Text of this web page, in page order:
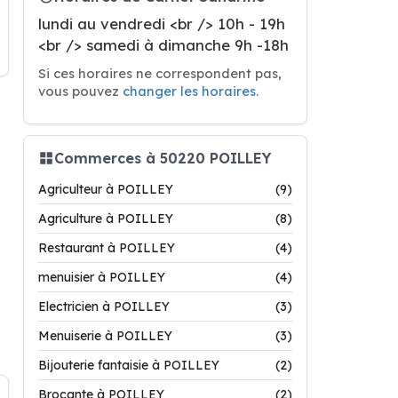
lundi au vendredi <br /> 10h - 19h
<br /> samedi à dimanche 9h -18h
Si ces horaires ne correspondent pas,
vous pouvez changer les horaires.
Commerces à 50220 POILLEY
Agriculteur à POILLEY
(9)
Agriculture à POILLEY
(8)
Restaurant à POILLEY
(4)
menuisier à POILLEY
(4)
Electricien à POILLEY
(3)
Menuiserie à POILLEY
(3)
Bijouterie fantaisie à POILLEY
(2)
Brocante à POILLEY
(2)